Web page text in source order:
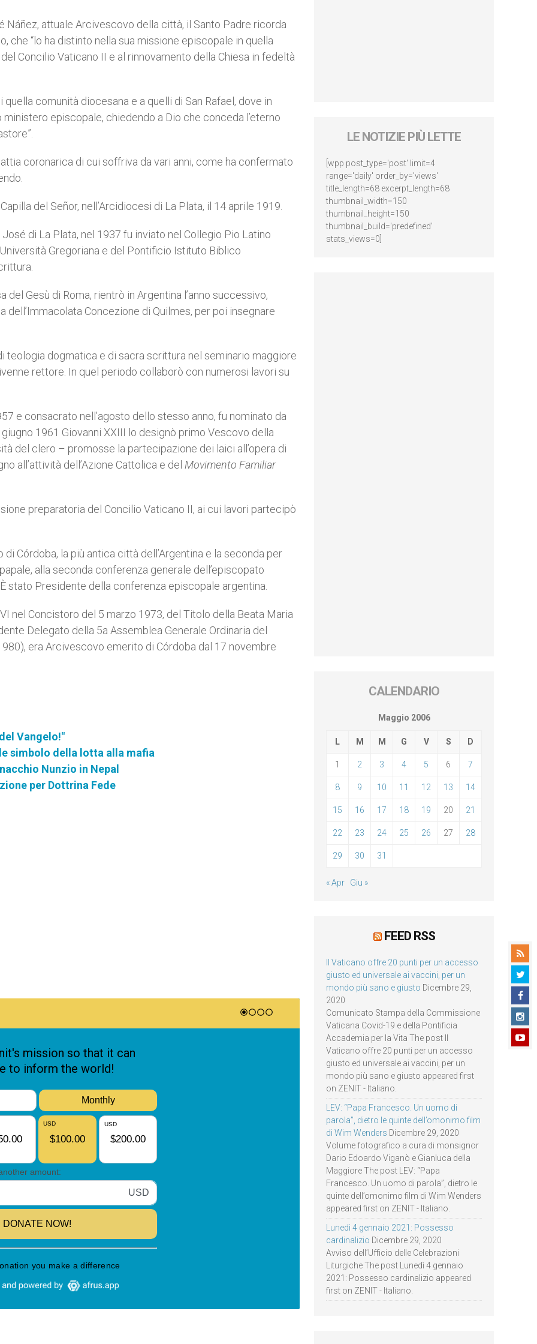
Náñez, attuale Arcivescovo della città, il Santo Padre ricorda
che “lo ha distinto nella sua missione episcopale in quella
Concilio Vaticano II e al rinnovamento della Chiesa in fedeltà
comunità diocesana e a quelli di San Rafael, dove in
episcopale, chiedendo a Dio che conceda l’eterno
coronarica di cui soffriva da vari anni, come ha confermato
del Señor, nell’Arcidiocesi di La Plata, il 14 aprile 1919.
di La Plata, nel 1937 fu inviato nel Collegio Pio Latino
Gregoriana e del Pontificio Istituto Biblico
Gesù di Roma, rientrò in Argentina l’anno successivo,
Concezione di Quilmes, per poi insegnare
dogmatica e di sacra scrittura nel seminario maggiore
rettore. In quel periodo collaborò con numerosi lavori su
e consacrato nell’agosto dello stesso anno, fu nominato da
1961 Giovanni XXIII lo designò primo Vescovo della
del clero – promosse la partecipazione dei laici all’opera di
all’attività dell’Azione Cattolica e del Movimento Familiar
preparatoria del Concilio Vaticano II, ai cui lavori partecipò
Córdoba, la più antica città dell’Argentina e la seconda per
alla seconda conferenza generale dell’episcopato
stato Presidente della conferenza episcopale argentina.
nel Concistoro del 5 marzo 1973, del Titolo della Beata Maria
Delegato della 5a Assemblea Generale Ordinaria del
era Arcivescovo emerito di Córdoba dal 17 novembre
Vangelo!"
simbolo della lotta alla mafia
Nunzio in Nepal
per Dottrina Fede
LE NOTIZIE PIÙ LETTE
[wpp post_type='post' limit=4
range='daily' order_by='views'
title_length=68 excerpt_length=68
thumbnail_width=150
thumbnail_height=150
thumbnail_build='predefined'
stats_views=0]
CALENDARIO
Maggio 2006
L M M G V S D
1 2 3 4 5 6 7
8 9 10 11 12 13 14
15 16 17 18 19 20 21
22 23 24 25 26 27 28
29 30 31
« Apr Giu »
FEED RSS
Il Vaticano offre 20 punti per un accesso
giusto ed universale ai vaccini, per un
mondo più sano e giusto Dicembre 29,
2020
Comunicato Stampa della Commissione
Vaticana Covid-19 e della Pontificia
Accademia per la Vita The post Il
Vaticano offre 20 punti per un accesso
giusto ed universale ai vaccini, per un
mondo più sano e giusto appeared first
on ZENIT - Italiano.
LEV: “Papa Francesco. Un uomo di
parola”, dietro le quinte dell’omonimo film
di Wim Wenders Dicembre 29, 2020
Volume fotografico a cura di monsignor
Dario Edoardo Viganò e Gianluca della
Maggiore The post LEV: “Papa
Francesco. Un uomo di parola”, dietro le
quinte dell’omonimo film di Wim Wenders
appeared first on ZENIT - Italiano.
Lunedì 4 gennaio 2021: Possesso
cardinalizio Dicembre 29, 2020
Avviso dell’Ufficio delle Celebrazioni
Liturgiche The post Lunedì 4 gennaio
2021: Possesso cardinalizio appeared
first on ZENIT - Italiano.